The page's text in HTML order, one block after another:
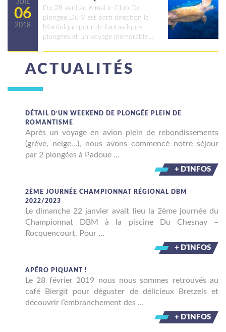
JUIL
06
2018
Du 28 avril au 6 mai le Club De
plongee Du V est parti direction la
Martinique pour de fantastiques
plongées et un voyage mémorable …
ACTUALITÉS
DÉTAIL D’UN WEEKEND DE PLONGÉE PLEIN DE
ROMANTISME
Après un voyage en avion plein de rebondissements
(grève, neige…), nous avons commencé notre séjour
par 2 plongées à Padoue …
+ D'INFOS
2ÈME JOURNÉE CHAMPIONNAT RÉGIONAL DBM
2022/2023
Le dimanche 22 janvier avait lieu la 2ème journée du
Championnat DBM à la piscine Du Chesnay –
Rocquencourt. Pour …
+ D'INFOS
APÉRO PIQUANT !
Le 28 février 2019 nous nous sommes retrouvés au
café Biergit pour déguster de délicieux Bretzels et
découvrir l’embranchement des …
+ D'INFOS